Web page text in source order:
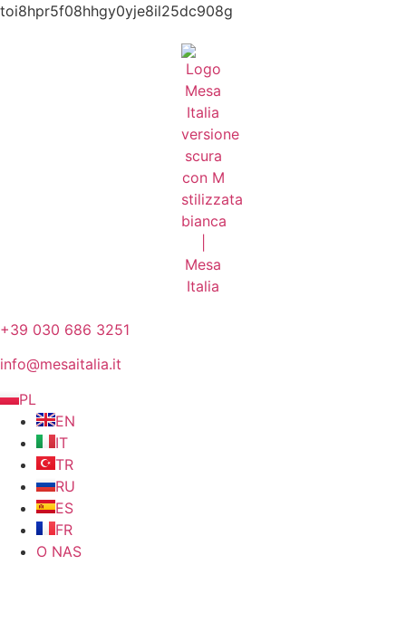
toi8hpr5f08hhgy0yje8il25dc908g
+39 030 686 3251
info@mesaitalia.it
PL
EN
IT
TR
RU
ES
FR
O NAS